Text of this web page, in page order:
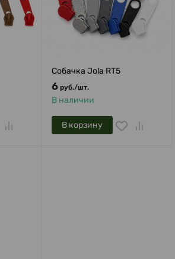
Собачка Jola RT5
6 руб./шт.
В наличии
В корзину